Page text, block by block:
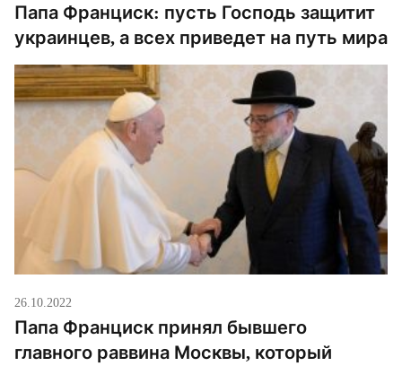
Папа Франциск: пусть Господь защитит
украинцев, а всех приведет на путь мира
26.10.2022
Папа Франциск принял бывшего
главного раввина Москвы, который